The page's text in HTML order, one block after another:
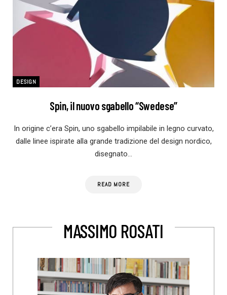
DESIGN
Spin, il nuovo sgabello “Swedese”
In origine c’era Spin, uno sgabello impilabile in legno curvato,
dalle linee ispirate alla grande tradizione del design nordico,
disegnato…
READ MORE
MASSIMO ROSATI